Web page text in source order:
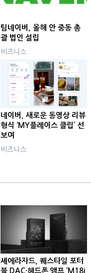
팀네이버, 올해 안 중동 총
괄 법인 설립
비즈니스
네이버, 새로운 동영상 리뷰
형식 ‘MY플레이스 클립’ 선
보여
비즈니스
셰에라자드, 퀘스타일 포터
블 DAC·헤드폰 앰프 ‘M18i